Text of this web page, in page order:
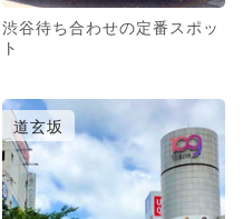
渋谷待ち合わせの定番スポッ
ト
道玄坂